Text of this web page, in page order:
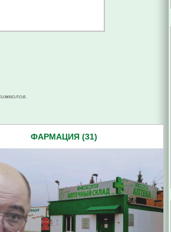
ФАРМАЦИЯ (31)